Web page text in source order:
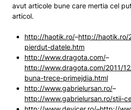
avut articole bune care mertia cel
articol.
http://haotik.ro/–http://haotik.ro/
pierdut-datele.htm
http://www.dragota.com/–
http://www.dragota.com/2011/
buna-trece-primejdia.html
http://www.gabrielursan.ro/–
http://www.gabrielursan.ro/stii-